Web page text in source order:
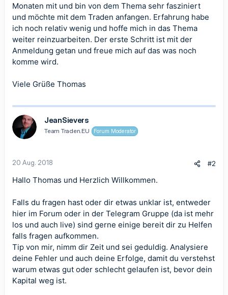
Monaten mit und bin von dem Thema sehr fasziniert
und möchte mit dem Traden anfangen. Erfahrung habe
ich noch relativ wenig und hoffe mich in das Thema
weiter reinzuarbeiten. Der erste Schritt ist mit der
Anmeldung getan und freue mich auf das was noch
komme wird.
Viele Grüße Thomas
JeanSievers
Team Traden.EU Forum Moderator
20 Aug. 2018 #2
Hallo Thomas und Herzlich Willkommen.
Falls du fragen hast oder dir etwas unklar ist, entweder
hier im Forum oder in der Telegram Gruppe (da ist mehr
los und auch live) sind gerne einige bereit dir zu Helfen
falls fragen aufkommen.
Tip von mir, nimm dir Zeit und sei geduldig. Analysiere
deine Fehler und auch deine Erfolge, damit du verstehst
warum etwas gut oder schlecht gelaufen ist, bevor dein
Kapital weg ist.